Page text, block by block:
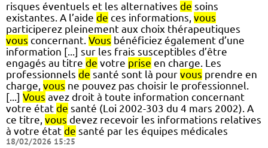
risques éventuels et les alternatives de soins
existantes. A l’aide de ces informations, vous
participerez pleinement aux choix thérapeutiques
vous concernant. Vous bénéficiez également d’une
information [...] sur les frais susceptibles d’être
engagés au titre de votre prise en charge. Les
professionnels de santé sont là pour vous prendre en
charge, vous ne pouvez pas choisir le professionnel.
[...] Vous avez droit à toute information concernant
votre état de santé (Loi 2002-303 du 4 mars 2002). A
ce titre, vous devez recevoir les informations relatives
à votre état de santé par les équipes médicales
18/02/2026 15:25